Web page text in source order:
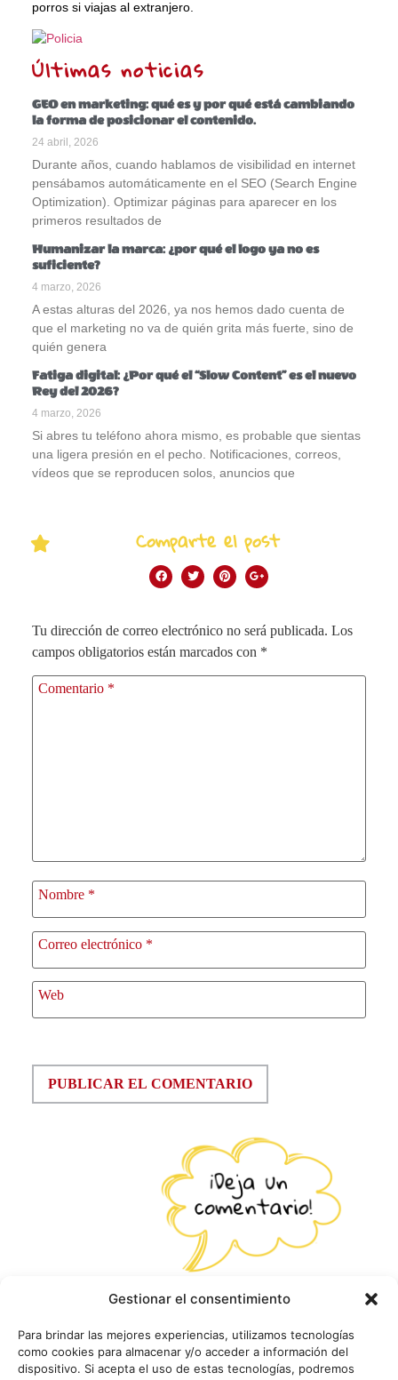
Gestionar el consentimiento
Para brindar las mejores experiencias, utilizamos tecnologías
como cookies para almacenar y/o acceder a información del
dispositivo. Si acepta el uso de estas tecnologías, podremos
porros si viajas al extranjero.
Últimas noticias
GEO en marketing: qué es y por qué está cambiando
la forma de posicionar el contenido.
24 abril, 2026
Durante años, cuando hablamos de visibilidad en internet
pensábamos automáticamente en el SEO (Search Engine
Optimization). Optimizar páginas para aparecer en los
primeros resultados de
Humanizar la marca: ¿por qué el logo ya no es
suficiente?
4 marzo, 2026
A estas alturas del 2026, ya nos hemos dado cuenta de
que el marketing no va de quién grita más fuerte, sino de
quién genera
Fatiga digital: ¿Por qué el “Slow Content” es el nuevo
Rey del 2026?
4 marzo, 2026
Si abres tu teléfono ahora mismo, es probable que sientas
una ligera presión en el pecho. Notificaciones, correos,
vídeos que se reproducen solos, anuncios que
Comparte el post
Tu dirección de correo electrónico no será publicada. Los
campos obligatorios están marcados con *
Comentario *
Nombre *
Correo electrónico *
Web